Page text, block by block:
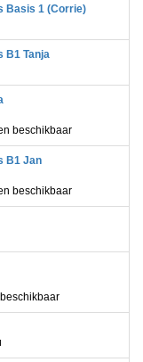
Basis 1 (Corrie)
B1 Tanja
beschikbaar
B1 Jan
beschikbaar